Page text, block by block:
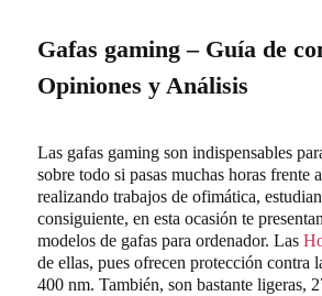
Gafas gaming – Guía de
Opiniones y Análisis
Las gafas gaming son indispensables
sobre todo si pasas muchas horas frente
realizando trabajos de ofimática,
consiguiente, en esta ocasión te
modelos de gafas para ordenador. Las
de ellas, pues ofrecen protección contra
400 nm. También, son bastante ligeras,